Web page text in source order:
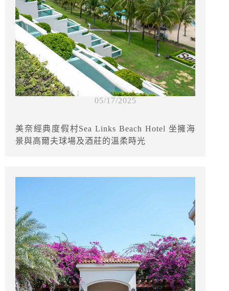
05/17/2025
美奈經典度假村Sea Links Beach Hotel 坐擁海
景與高爾夫球場及酒莊的溫柔時光